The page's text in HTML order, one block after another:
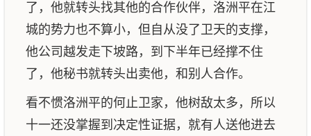
了，他就转头找其他的合作伙伴，洛洲平在江
城的势力也不算小，但自从没了卫天的支撑，
他公司越发走下坡路，到下半年已经撑不住
了，他秘书就转头出卖他，和别人合作。
看不惯洛洲平的何止卫家，他树敌太多，所以
十一还没掌握到决定性证据，就有人送他进去